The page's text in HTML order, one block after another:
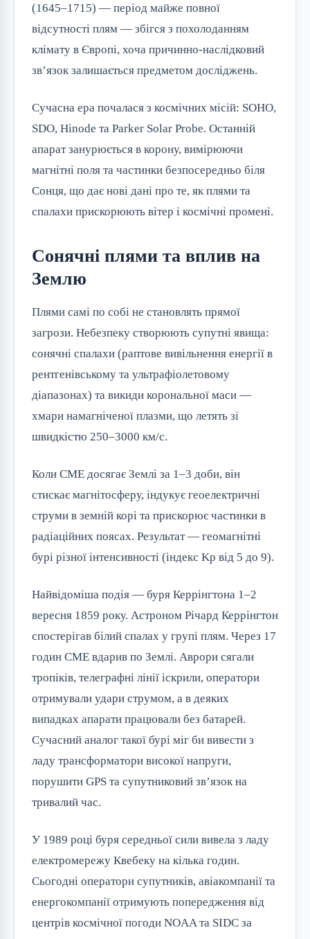
(1645–1715) — період майже повної
відсутності плям — збігся з похолоданням
клімату в Європі, хоча причинно-наслідковий
зв’язок залишається предметом досліджень.
Сучасна ера почалася з космічних місій: SOHO,
SDO, Hinode та Parker Solar Probe. Останній
апарат занурюється в корону, вимірюючи
магнітні поля та частинки безпосередньо біля
Сонця, що дає нові дані про те, як плями та
спалахи прискорюють вітер і космічні промені.
Сонячні плями та вплив на
Землю
Плями самі по собі не становлять прямої
загрози. Небезпеку створюють супутні явища:
сонячні спалахи (раптове вивільнення енергії в
рентгенівському та ультрафіолетовому
діапазонах) та викиди корональної маси —
хмари намагніченої плазми, що летять зі
швидкістю 250–3000 км/с.
Коли CME досягає Землі за 1–3 доби, він
стискає магнітосферу, індукує геоелектричні
струми в земній корі та прискорює частинки в
радіаційних поясах. Результат — геомагнітні
бурі різної інтенсивності (індекс Kp від 5 до 9).
Найвідоміша подія — буря Керрінгтона 1–2
вересня 1859 року. Астроном Річард Керрінгтон
спостерігав білий спалах у групі плям. Через 17
годин CME вдарив по Землі. Аврори сягали
тропіків, телеграфні лінії іскрили, оператори
отримували удари струмом, а в деяких
випадках апарати працювали без батарей.
Сучасний аналог такої бурі міг би вивести з
ладу трансформатори високої напруги,
порушити GPS та супутниковий зв’язок на
тривалий час.
У 1989 році буря середньої сили вивела з ладу
електромережу Квебеку на кілька годин.
Сьогодні оператори супутників, авіакомпанії та
енергокомпанії отримують попередження від
центрів космічної погоди NOAA та SIDC за